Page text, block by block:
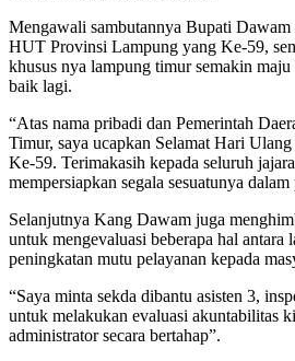
Mengawali sambutannya Bupati Dawam
HUT Provinsi Lampung yang Ke-59,
khusus nya lampung timur semakin
baik lagi.
“Atas nama pribadi dan Pemerintah
Timur, saya ucapkan Selamat Hari
Ke-59. Terimakasih kepada seluruh
mempersiapkan segala sesuatunya
Selanjutnya Kang Dawam juga
untuk mengevaluasi beberapa hal antara
peningkatan mutu pelayanan kepada
“Saya minta sekda dibantu asisten 3,
untuk melakukan evaluasi akuntabilitas
administrator secara bertahap”.